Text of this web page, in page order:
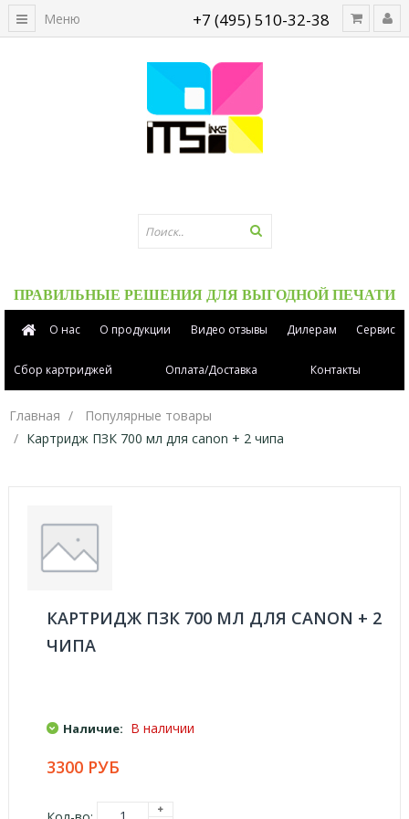
+7 (495) 510-32-38
ПРАВИЛЬНЫЕ РЕШЕНИЯ ДЛЯ ВЫГОДНОЙ ПЕЧАТИ
Меню
О нас О продукции Видео отзывы Дилерам Сервис
Сбор картриджей Оплата/Доставка Контакты
Главная
Популярные товары
Картридж ПЗК 700 мл для canon + 2 чипа
КАРТРИДЖ ПЗК 700 МЛ ДЛЯ CANON + 2
ЧИПА
Наличие: В наличии
3300 РУБ